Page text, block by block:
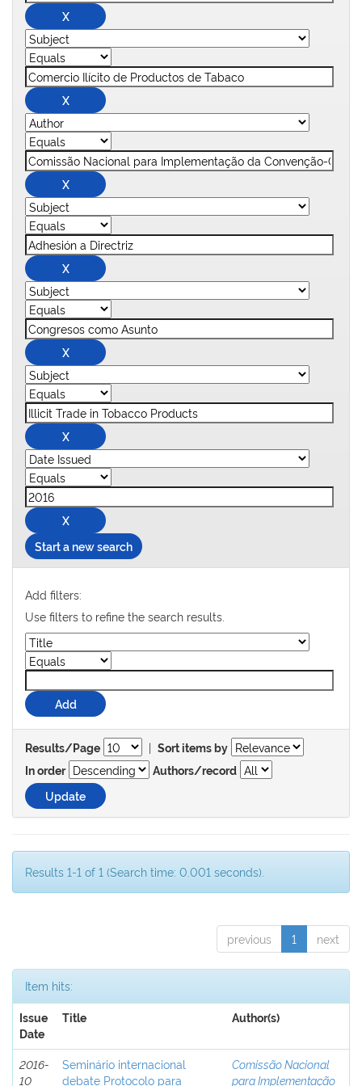
Start a new search
Add filters:
Use filters to refine the search results.
Results/Page | Sort items by
In order
Authors/record
Results 1-1 of 1 (Search time: 0.001 seconds).
previous 1 next
Item hits:
Issue
Date
Title Author(s)
2016-
10
Seminário internacional
debate Protocolo para
Comissão Nacional
para Implementação